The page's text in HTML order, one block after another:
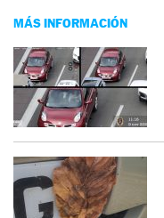
MÁS INFORMACIÓN